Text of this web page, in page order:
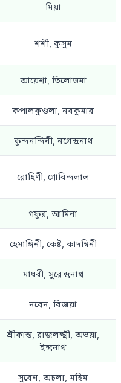
মিয়া
শশী, কুসুম
আয়েশা, তিলোত্তমা
কপালকুণ্ডলা, নবকুমার
কুন্দনন্দিনী, নগেন্দ্রনাথ
রোহিণী, গোবিন্দলাল
গফুর, আমিনা
হেমাঙ্গিনী, কেষ্ট, কাদম্বিনী
মাধবী, সুরেন্দ্রনাথ
নরেন, বিজয়া
শ্রীকান্ত, রাজলক্ষ্মী, অভয়া,
ইন্দ্রনাথ
সুরেশ, অচলা, মহিম